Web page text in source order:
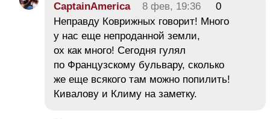
CaptainAmerica 8 фев, 19:36
0
Неправду Коврижных говорит! Много
у нас еще непроданной земли,
ох как много! Сегодня гулял
по Французскому бульвару, сколько
же еще всякого там можно попилить!
Кивалову и Климу на заметку.